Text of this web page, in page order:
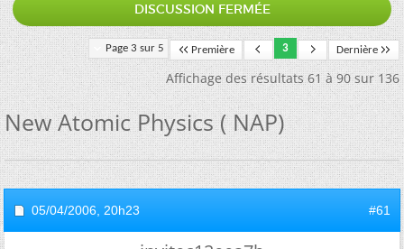
DISCUSSION FERMÉE
Page 3 sur 5 Première 3 Dernière
Affichage des résultats 61 à 90 sur 136
New Atomic Physics ( NAP)
05/04/2006, 20h23 #61